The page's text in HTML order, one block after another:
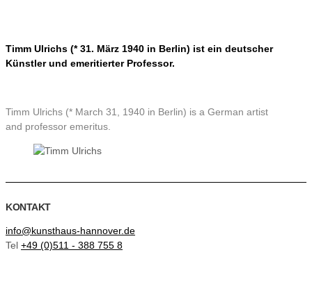
Timm Ulrichs (* 31. März 1940 in Berlin) ist ein deutscher
Künstler und emeritierter Professor.
Timm Ulrichs (* March 31, 1940 in Berlin) is a German artist
and professor emeritus.
KONTAKT
info@kunsthaus-hannover.de
Tel +49 (0)511 - 388 755 8